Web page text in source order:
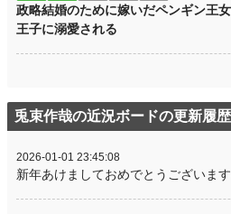
政略結婚のために嫁いだペンギン王
王子に溺愛される
兎束作哉の近況ボードの更新履歴
2026-01-01 23:45:08
新年あけましておめでとうございま